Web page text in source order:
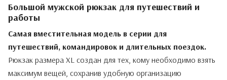
Большой мужской рюкзак для путешествий и
работы
Самая вместительная модель в серии для
путешествий, командировок и длительных поездок.
Рюкзак размера XL создан для тех, кому необходимо взять
максимум вещей, сохранив удобную организацию